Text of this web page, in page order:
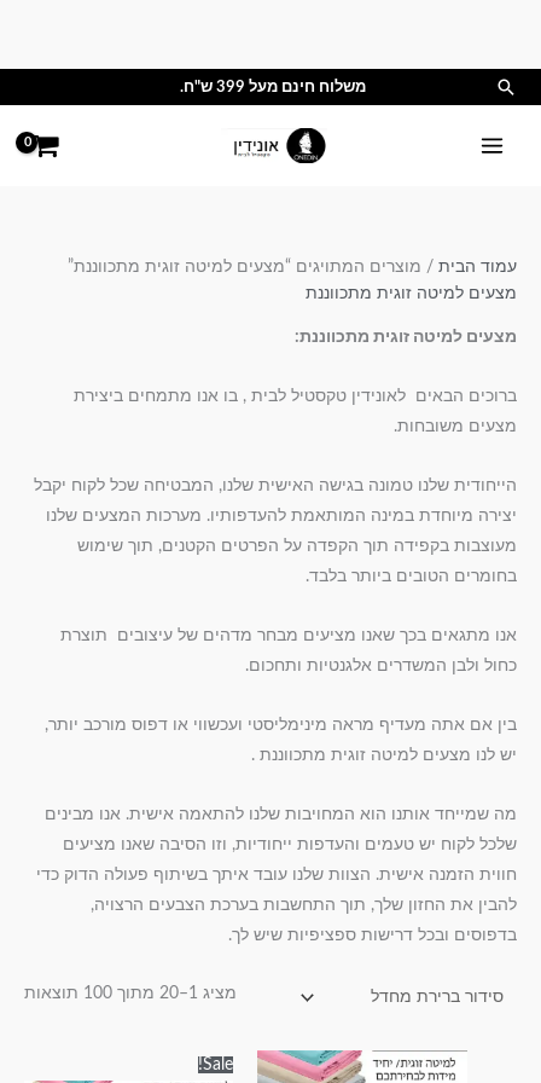
חיפוש משלוח חינם מעל 399 ש"ח.
עמוד הבית / מוצרים המתויגים “מצעים למיטה זוגית מתכווננת”
מצעים למיטה זוגית מתכווננת
מצעים למיטה זוגית מתכווננת:
ברוכים הבאים לאונידין טקסטיל לבית , בו אנו מתמחים ביצירת
מצעים משובחות.
הייחודית שלנו טמונה בגישה האישית שלנו, המבטיחה שכל לקוח יקבל
יצירה מיוחדת במינה המותאמת להעדפותיו. מערכות המצעים שלנו
מעוצבות בקפידה תוך הקפדה על הפרטים הקטנים, תוך שימוש
בחומרים הטובים ביותר בלבד.
אנו מתגאים בכך שאנו מציעים מבחר מדהים של עיצובים תוצרת
כחול ולבן המשדרים אלגנטיות ותחכום.
בין אם אתה מעדיף מראה מינימליסטי ועכשווי או דפוס מורכב יותר,
יש לנו מצעים למיטה זוגית מתכווננת .
מה שמייחד אותנו הוא המחויבות שלנו להתאמה אישית. אנו מבינים
שלכל לקוח יש טעמים והעדפות ייחודיות, וזו הסיבה שאנו מציעים
חווית הזמנה אישית. הצוות שלנו עובד איתך בשיתוף פעולה הדוק כדי
להבין את החזון שלך, תוך התחשבות בערכת הצבעים הרצויה,
בדפוסים ובכל דרישות ספציפיות שיש לך.
מציג 1–20 מתוך 100 תוצאות
טווח
מחירים:
למוצר
Sale!
מחירים: